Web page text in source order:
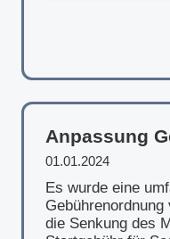
Anpassung
01.01.2024
Es wurde eine
die Senkung des